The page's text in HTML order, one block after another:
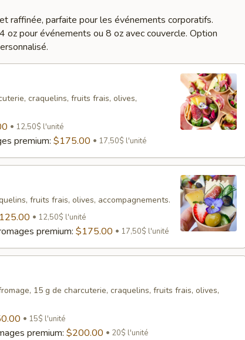
raffinée, parfaite pour les événements corporatifs.
oz pour événements ou 8 oz avec couvercle. Option
craquelins, fruits frais, olives,
12,50$ l'unité
premium: $175.00 17,50$ l'unité
fruits frais, olives, accompagnements.
12,50$ l'unité
premium: $175.00 17,50$ l'unité
15 g de charcuterie, craquelins, fruits frais, olives,
15$ l'unité
premium: $200.00 20$ l'unité